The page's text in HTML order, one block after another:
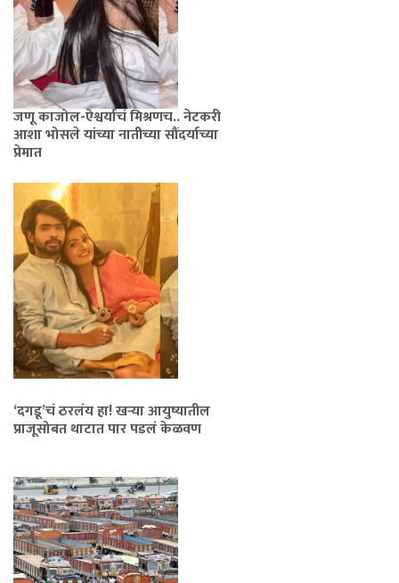
जणू काजोल-ऐश्वर्याचं मिश्रणच.. नेटकरी
आशा भोसले यांच्या नातीच्या सौंदर्याच्या
प्रेमात
‘दगडू’चं ठरलंय हा! खऱ्या आयुष्यातील
प्राजूसोबत थाटात पार पडलं केळवण